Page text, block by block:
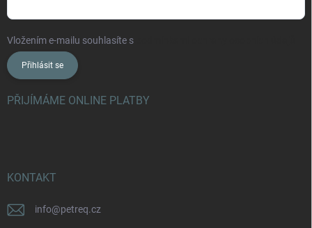
Vložením e-mailu souhlasíte s
Přihlásit se
PŘIJÍMÁME ONLINE PLATBY
KONTAKT
info@petreq.cz